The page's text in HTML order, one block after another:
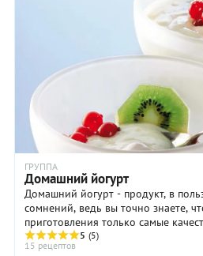
ГРУППА
Домашний йогурт
Домашний йогурт - продукт, в
сомнений, ведь вы точно знаете,
приготовления только самые
Прекрасно, если в хозяйстве есть ...
5 (5)
15 рецептов